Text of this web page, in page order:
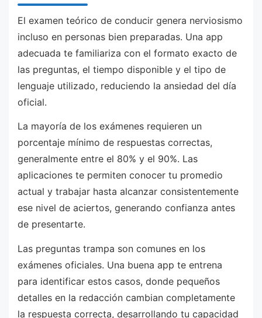
El examen teórico de conducir genera nerviosismo
incluso en personas bien preparadas. Una app
adecuada te familiariza con el formato exacto de
las preguntas, el tiempo disponible y el tipo de
lenguaje utilizado, reduciendo la ansiedad del día
oficial.
La mayoría de los exámenes requieren un
porcentaje mínimo de respuestas correctas,
generalmente entre el 80% y el 90%. Las
aplicaciones te permiten conocer tu promedio
actual y trabajar hasta alcanzar consistentemente
ese nivel de aciertos, generando confianza antes
de presentarte.
Las preguntas trampa son comunes en los
exámenes oficiales. Una buena app te entrena
para identificar estos casos, donde pequeños
detalles en la redacción cambian completamente
la respuesta correcta, desarrollando tu capacidad